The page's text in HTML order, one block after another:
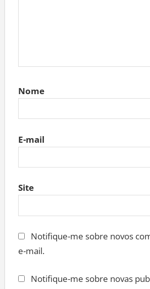
Nome
E-mail
Site
Notifique-me sobre novos
e-mail.
Notifique-me sobre novas